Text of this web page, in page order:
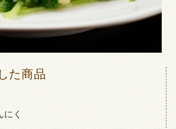
た商品
にく